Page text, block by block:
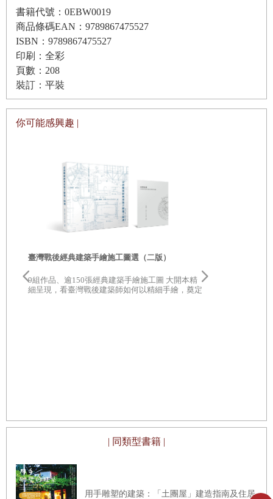
書籍代號：0EBW0019
商品條碼EAN：9789867475527
ISBN：9789867475527
印刷：全彩
頁數：208
裝訂：平裝
你可能感興趣 |
臺灣戰後經典建築手繪施工圖選（二版）
9組作品、逾150張經典建築手繪施工圖 大開本精
細呈現，看臺灣戰後建築師如何以精細手繪，奠定
| 同類型書籍 |
用手雕塑的建築：「土團屋」建造指南及住居